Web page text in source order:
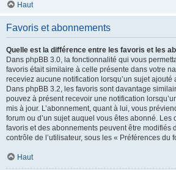
Haut
Favoris et abonnements
Quelle est la différence entre les favoris et les
Dans phpBB 3.0, la fonctionnalité qui vous
favoris était similaire à celle présente dans votre
receviez aucune notification lorsqu’un sujet ajouté
Dans phpBB 3.2, les favoris sont davantage
pouvez à présent recevoir une notification
mis à jour. L’abonnement, quant à lui, vous
forum ou d’un sujet auquel vous êtes abonné. Les
favoris et des abonnements peuvent être modifiés
contrôle de l’utilisateur, sous les « Préférences du
Haut